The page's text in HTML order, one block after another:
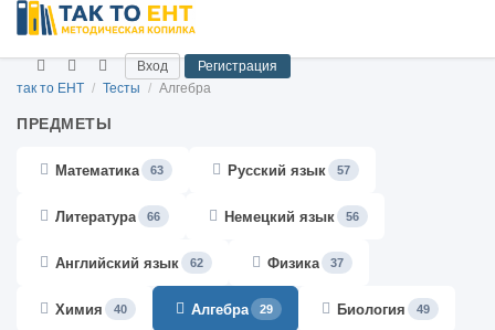
Вход
Регистрация
так то ЕНТ / Тесты / Алгебра
ПРЕДМЕТЫ
Математика 63 Русский язык 57
Литература 66 Немецкий язык 56
Английский язык 62 Физика 37
Химия 40 Алгебра 29 Биология 49